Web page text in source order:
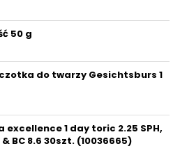
50 g
do twarzy Gesichtsburs 1
1 day toric 2.25 SPH,
& BC 8.6 30szt. (10036665)